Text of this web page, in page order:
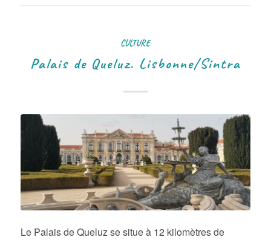
CULTURE
Palais de Queluz. Lisbonne/Sintra
Le Palais de Queluz se situe à 12 kilomètres de